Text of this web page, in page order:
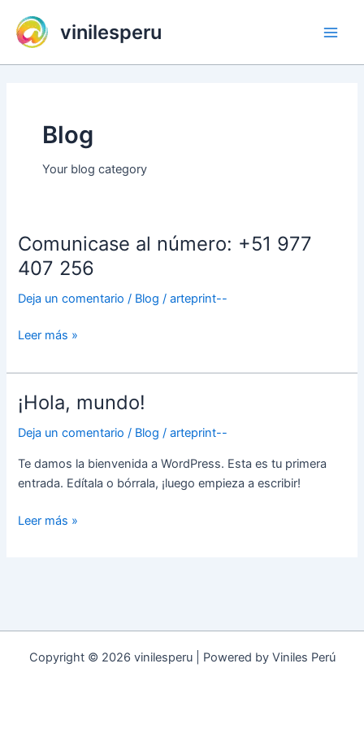
contenido
vinilesperu
Blog
Your blog category
Comunicase al número: +51 977
407 256
Deja un comentario / Blog /arteprint--
Comunicase
número:
+51
977
407
Leer más »
¡Hola, mundo!
Deja un comentario / Blog /arteprint--
Te damos la bienvenida a WordPress. Esta es tu primera
entrada. Edítala o bórrala, ¡luego empieza a escribir!
¡Hola,
Leer más »
Copyright © 2026 vinilesperu | Powered by Viniles Perú